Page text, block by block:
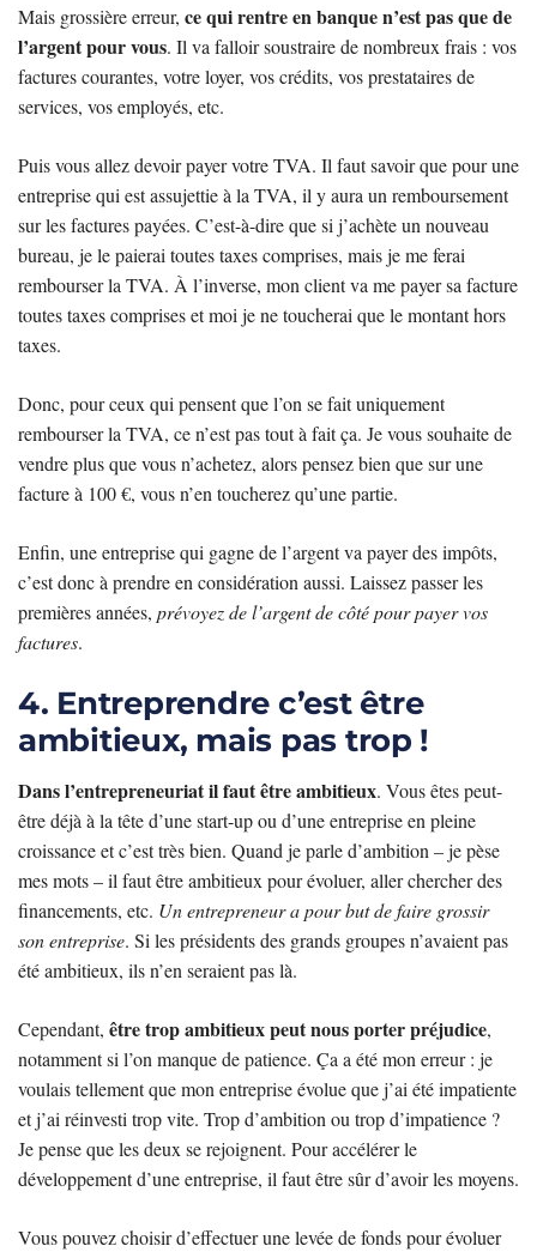
Mais grossière erreur, ce qui rentre en banque n’est pas que de
l’argent pour vous. Il va falloir soustraire de nombreux frais : vos
factures courantes, votre loyer, vos crédits, vos prestataires de
services, vos employés, etc.
Puis vous allez devoir payer votre TVA. Il faut savoir que pour une
entreprise qui est assujettie à la TVA, il y aura un remboursement
sur les factures payées. C’est-à-dire que si j’achète un nouveau
bureau, je le paierai toutes taxes comprises, mais je me ferai
rembourser la TVA. À l’inverse, mon client va me payer sa facture
toutes taxes comprises et moi je ne toucherai que le montant hors
taxes.
Donc, pour ceux qui pensent que l’on se fait uniquement
rembourser la TVA, ce n’est pas tout à fait ça. Je vous souhaite de
vendre plus que vous n’achetez, alors pensez bien que sur une
facture à 100 €, vous n’en toucherez qu’une partie.
Enfin, une entreprise qui gagne de l’argent va payer des impôts,
c’est donc à prendre en considération aussi. Laissez passer les
premières années, prévoyez de l’argent de côté pour payer vos
factures.
4. Entreprendre c’est être
ambitieux, mais pas trop !
Dans l’entrepreneuriat il faut être ambitieux. Vous êtes peut-
être déjà à la tête d’une start-up ou d’une entreprise en pleine
croissance et c’est très bien. Quand je parle d’ambition – je pèse
mes mots – il faut être ambitieux pour évoluer, aller chercher des
financements, etc. Un entrepreneur a pour but de faire grossir
son entreprise. Si les présidents des grands groupes n’avaient pas
été ambitieux, ils n’en seraient pas là.
Cependant, être trop ambitieux peut nous porter préjudice,
notamment si l’on manque de patience. Ça a été mon erreur : je
voulais tellement que mon entreprise évolue que j’ai été impatiente
et j’ai réinvesti trop vite. Trop d’ambition ou trop d’impatience ?
Je pense que les deux se rejoignent. Pour accélérer le
développement d’une entreprise, il faut être sûr d’avoir les moyens.
Vous pouvez choisir d’effectuer une levée de fonds pour évoluer